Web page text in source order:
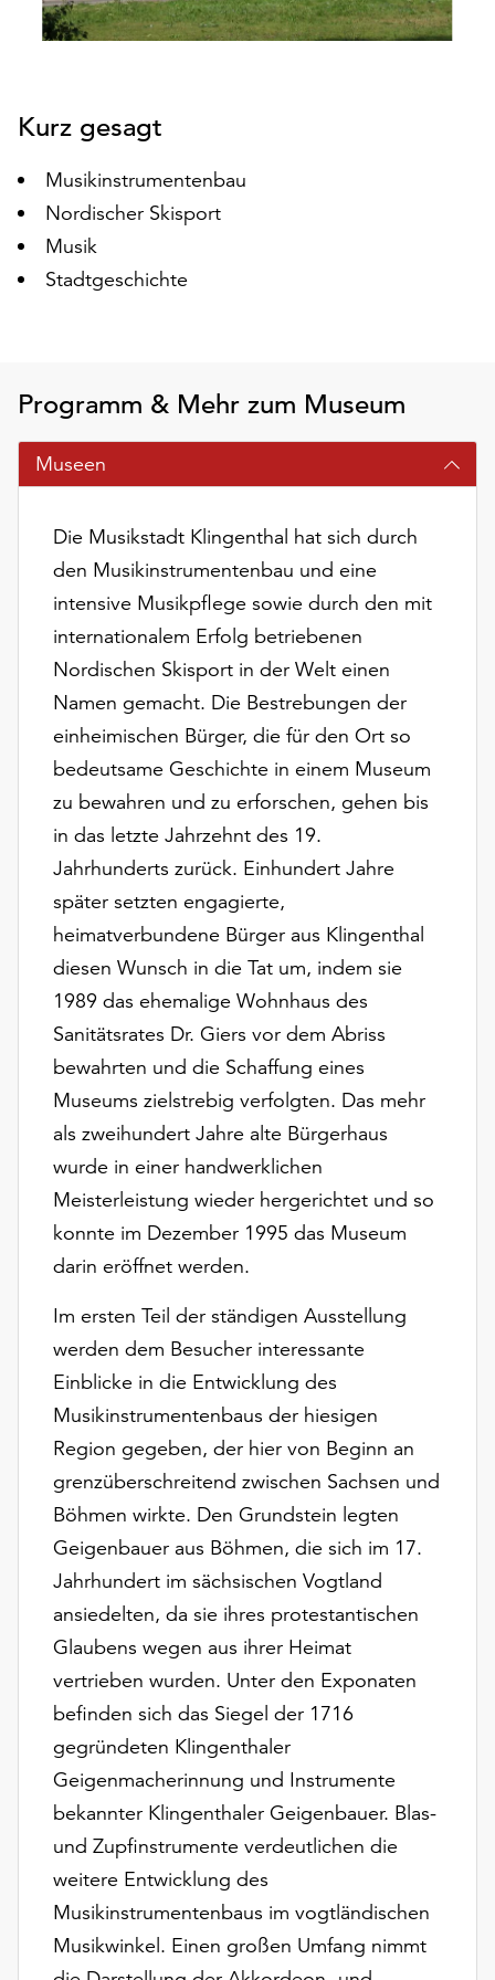
auf
„Alle
alle
Cookies
zu
akzeptieren.
können
Ihr
widerrufen.
steht
Ihnen
Ende
Seite
Schaltfläche
„Cookie-
Einstellungen“
Verfügung.
Funktionale
werden
auch
ohne
Einverständnis
weiterhin
ausgeführt.
Möchten
verwendeten
Cookies
anpassen,
erreichen
Einstellungen
über
Schaltfläche
„Auswählen“.
Weitere
Informationen
finden
unserer
Datenschutzerklärung
oder
dem
Impressum
Kurz gesagt
Musikinstrumentenbau
Nordischer Skisport
Musik
Stadtgeschichte
Programm & Mehr zum Museum
Museen
Die Musikstadt Klingenthal hat sich durch
den Musikinstrumentenbau und eine
intensive Musikpflege sowie durch den mit
internationalem Erfolg betriebenen
Nordischen Skisport in der Welt einen
Namen gemacht. Die Bestrebungen der
einheimischen Bürger, die für den Ort so
bedeutsame Geschichte in einem Museum
zu bewahren und zu erforschen, gehen bis
in das letzte Jahrzehnt des 19.
Jahrhunderts zurück. Einhundert Jahre
später setzten engagierte,
heimatverbundene Bürger aus Klingenthal
diesen Wunsch in die Tat um, indem sie
1989 das ehemalige Wohnhaus des
Sanitätsrates Dr. Giers vor dem Abriss
bewahrten und die Schaffung eines
Museums zielstrebig verfolgten. Das mehr
als zweihundert Jahre alte Bürgerhaus
wurde in einer handwerklichen
Meisterleistung wieder hergerichtet und so
konnte im Dezember 1995 das Museum
darin eröffnet werden.
Im ersten Teil der ständigen Ausstellung
werden dem Besucher interessante
Einblicke in die Entwicklung des
Musikinstrumentenbaus der hiesigen
Region gegeben, der hier von Beginn an
grenzüberschreitend zwischen Sachsen und
Böhmen wirkte. Den Grundstein legten
Geigenbauer aus Böhmen, die sich im 17.
Jahrhundert im sächsischen Vogtland
ansiedelten, da sie ihres protestantischen
Glaubens wegen aus ihrer Heimat
vertrieben wurden. Unter den Exponaten
befinden sich das Siegel der 1716
gegründeten Klingenthaler
Geigenmacherinnung und Instrumente
bekannter Klingenthaler Geigenbauer. Blas-
und Zupfinstrumente verdeutlichen die
weitere Entwicklung des
Musikinstrumentenbaus im vogtländischen
Musikwinkel. Einen großen Umfang nimmt